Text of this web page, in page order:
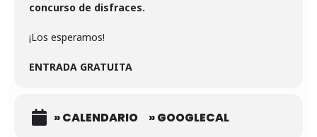
concurso de disfraces.
¡Los esperamos!
ENTRADA GRATUITA
» CALENDARIO » GOOGLECAL